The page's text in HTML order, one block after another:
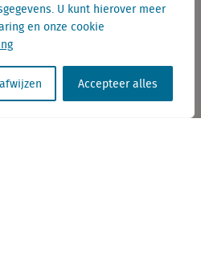
U kunt hierover meer
en onze cookie
Accepteer alles
7603283